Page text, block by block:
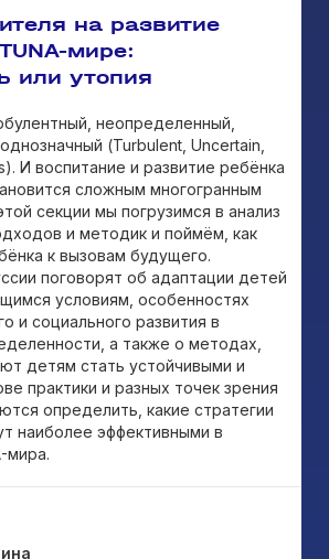
на развитие
мире:
или утопия
неопределенный,
(Turbulent, Uncertain,
И воспитание и развитие ребёнка
сложным многогранным
секции мы погрузимся в анализ
и методик и поймём, как
к вызовам будущего.
поговорят об адаптации детей
условиям, особенностях
и социального развития в
а также о методах,
детям стать устойчивыми и
практики и разных точек зрения
определить, какие стратегии
наиболее эффективными в
мира.